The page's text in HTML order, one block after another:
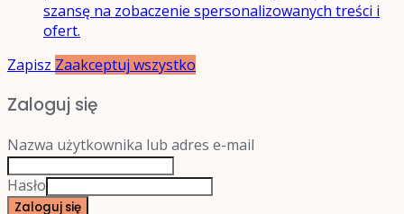
szansę na zobaczenie spersonalizowanych treści i
ofert.
Zapisz Zaakceptuj wszystko
Zaloguj się
Nazwa użytkownika lub adres e-mail
Hasło
Zaloguj się